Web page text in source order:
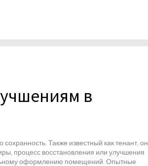
в
сохранность . Также известный кактенант, он
, процесс восстановления или улучшения
оформлению помещений . Опытные